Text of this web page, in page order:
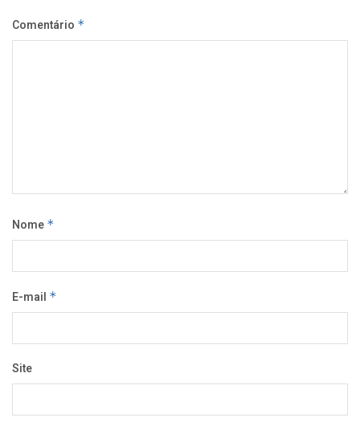
Comentário *
Nome *
E-mail *
Site